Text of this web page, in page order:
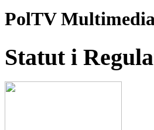
PolTV
Statut i